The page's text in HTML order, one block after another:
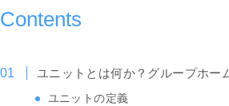
Contents
ユニットとは何か？グループホー
ユニットの定義